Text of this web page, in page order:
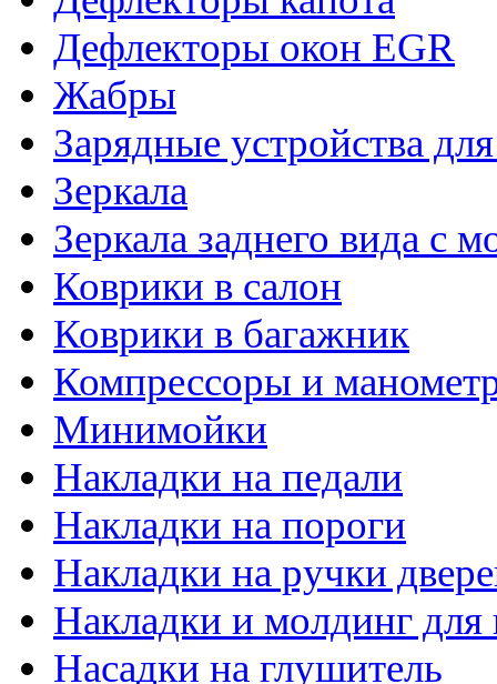
Дефлекторы окон EGR
Жабры
Зарядные устройства
Зеркала
Зеркала заднего вида с
Коврики в салон
Коврики в багажник
Компрессоры и
Минимойки
Накладки на педали
Накладки на пороги
Накладки на ручки
Накладки и молдинг для
Насадки на глушитель